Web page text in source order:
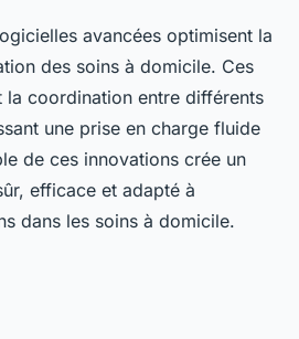
avancées optimisent la
des soins à domicile. Ces
coordination entre différents
une prise en charge fluide
de ces innovations crée un
efficace et adapté à
dans les soins à domicile.